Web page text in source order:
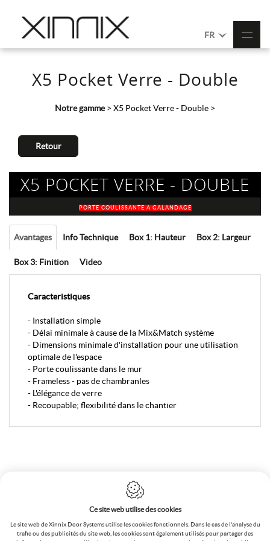
FR
X5 Pocket Verre - Double
Notre gamme> X5 Pocket Verre - Double >
Retour
X5 POCKET VERRE - DOUBLE
PORTE COULISSANTE A GALANDAGE
Avantages Info Technique Box 1: Hauteur Box 2: Largeur
Box 3: Finition Video
Caracteristiques
- Installation simple
- Délai minimale à cause de la Mix&Match système
- Dimensions minimale d'installation pour une utilisation
optimale de l'espace
- Porte coulissante dans le mur
- Frameless - pas de chambranles
- L'élégance de verre
- Recoupable; flexibilité dans le chantier
Generaal Deprezstraat 2/010
Belgique
T.:+32 56 73 50 00
F.:+32 56 72 02 70
Ce site web utilise des cookies
Le site web de Xinnix Door Systems utilise les cookies fonctionnels. Dans le cas de l'analyse du
trafic ou des publicités du site web, les cookies sont également utilisés pour partager des